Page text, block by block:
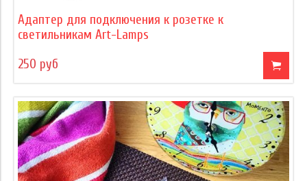
Адаптер для подключения к розетке к
светильникам Art-Lamps
250 руб